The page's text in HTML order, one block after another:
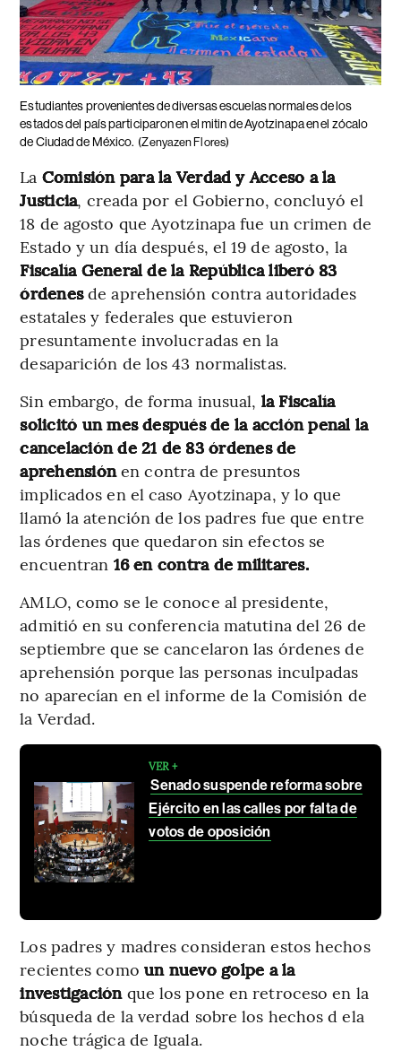
Estudiantes provenientes de diversas escuelas normales de los
estados del país participaron en el mitin de Ayotzinapa en el zócalo
de Ciudad de México. (Zenyazen Flores)
La Comisión para la Verdad y Acceso a la
Justicia, creada por el Gobierno, concluyó el
18 de agosto que Ayotzinapa fue un crimen de
Estado y un día después, el 19 de agosto, la
Fiscalía General de la República liberó 83
órdenesde aprehensión contra autoridades
estatales y federales que estuvieron
presuntamente involucradas en la
desaparición de los 43 normalistas.
Sin embargo, de forma inusual, la Fiscalía
solicitó un mes después de la acción penal la
cancelación de 21 de 83 órdenes de
aprehensiónen contra de presuntos
implicados en el caso Ayotzinapa, y lo que
llamó la atención de los padres fue que entre
las órdenes que quedaron sin efectos se
encuentran 16 en contra de militares.
AMLO, como se le conoce al presidente,
admitió en su conferencia matutina del 26 de
septiembre que se cancelaron las órdenes de
aprehensión porque las personas inculpadas
no aparecían en el informe de la Comisión de
la Verdad.
VER +
Senado suspende reforma sobre
Ejército en las calles por falta de
votos de oposición
Los padres y madres consideran estos hechos
recientes como un nuevo golpe a la
investigaciónque los pone en retroceso en la
búsqueda de la verdad sobre los hechos d ela
noche trágica de Iguala.